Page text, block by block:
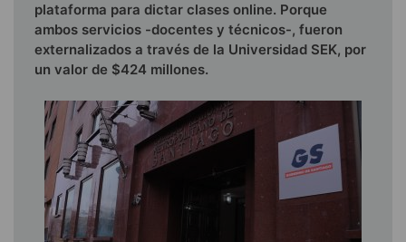
plataforma para dictar clases online. Porque
ambos servicios -docentes y técnicos-, fueron
externalizados a través de la Universidad SEK, por
un valor de $424 millones.